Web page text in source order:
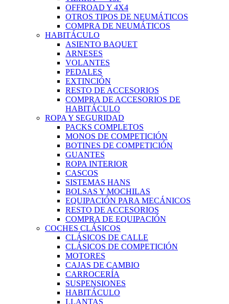
OFFROAD Y 4X4
OTROS TIPOS DE NEUMÁTICOS
COMPRA DE NEUMÁTICOS
HABITÁCULO
ASIENTO BAQUET
ARNESES
VOLANTES
PEDALES
EXTINCIÓN
RESTO DE ACCESORIOS
COMPRA DE ACCESORIOS DE
HABITÁCULO
ROPA Y SEGURIDAD
PACKS COMPLETOS
MONOS DE COMPETICIÓN
BOTINES DE COMPETICIÓN
GUANTES
ROPA INTERIOR
CASCOS
SISTEMAS HANS
BOLSAS Y MOCHILAS
EQUIPACIÓN PARA MECÁNICOS
RESTO DE ACCESORIOS
COMPRA DE EQUIPACIÓN
COCHES CLÁSICOS
CLÁSICOS DE CALLE
CLÁSICOS DE COMPETICIÓN
MOTORES
CAJAS DE CAMBIO
CARROCERÍA
SUSPENSIONES
HABITÁCULO
LLANTAS